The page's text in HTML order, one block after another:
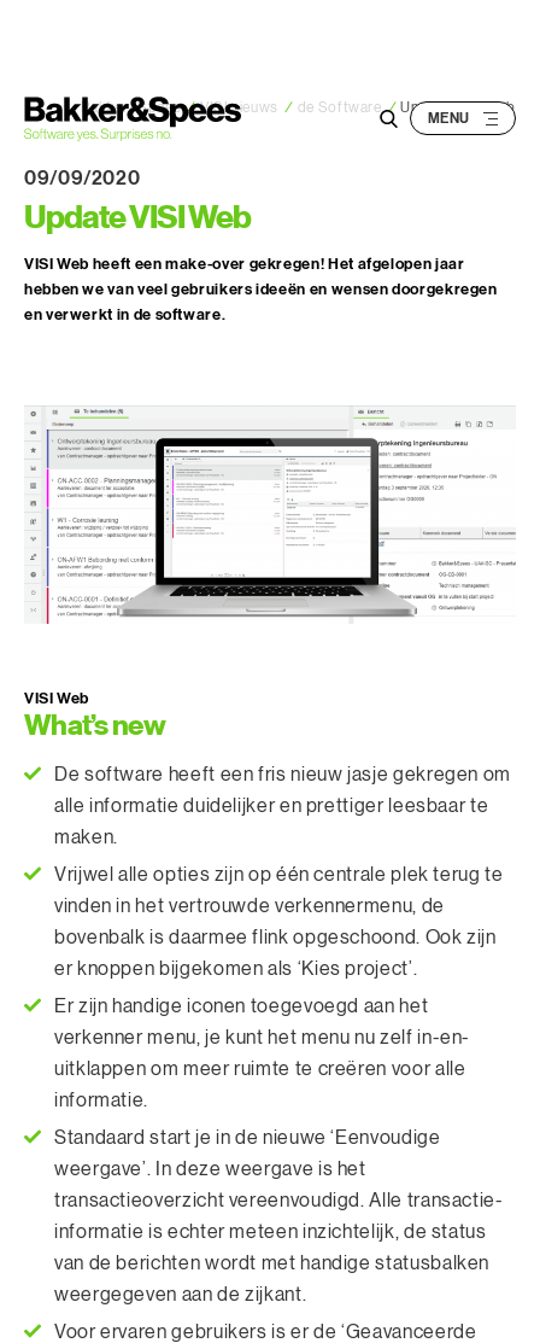
Bakker&Spees / VISI nieuws / de Software / Update VISI Web
09/09/2020
Update VISI Web
VISI Web heeft een make-over gekregen! Het afgelopen jaar
hebben we van veel gebruikers ideeën en wensen doorgekregen
en verwerkt in de software.
VISI Web
What’s new
De software heeft een fris nieuw jasje gekregen om
alle informatie duidelijker en prettiger leesbaar te
maken.
Vrijwel alle opties zijn op één centrale plek terug te
vinden in het vertrouwde verkennermenu, de
bovenbalk is daarmee flink opgeschoond. Ook zijn
er knoppen bijgekomen als ‘Kies project’.
Er zijn handige iconen toegevoegd aan het
verkenner menu, je kunt het menu nu zelf in-en-
uitklappen om meer ruimte te creëren voor alle
informatie.
Standaard start je in de nieuwe ‘Eenvoudige
weergave’. In deze weergave is het
transactieoverzicht vereenvoudigd. Alle transactie-
informatie is echter meteen inzichtelijk, de status
van de berichten wordt met handige statusbalken
weergegeven aan de zijkant.
Voor ervaren gebruikers is er de ‘Geavanceerde